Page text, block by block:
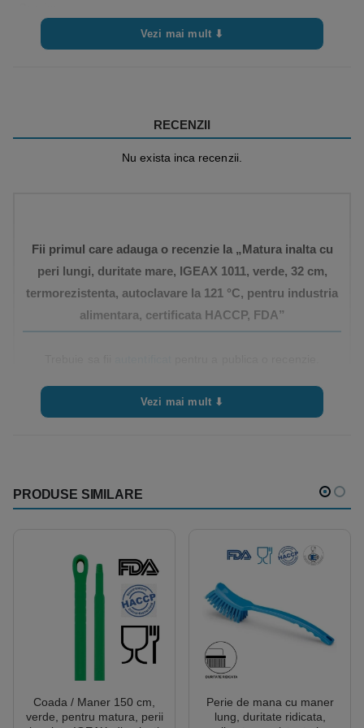
Duritate
duritate medie
termica
min -20 / max 80 C°
Autoclava – 121° C pentru 20 minute
– EU 1935/2004 si revizuiri
– EU 2023/2006 si revizuiri
– EU 10/2011 si revizuiri
• Manipulați corect produsul, utilizând pe deplin
mânerul ergonomic.
• Puteti dezinfecta manual sau in autoclave
• Dezinfectati ustensilele folosind produse
adecvate de decontaminare, în concentrații,
timpi și temperaturile furnizate.
• Asigurați-vă că uneltele se usucă complet
înainte de următoarea utilizare.
• Agățați uneltele în timp ce se usucă pentru a
• Zona de depozitare trebuie să fie curată și
Vezi mai mult ⬇
RECENZII
Nu exista inca recenzii.
Fii primul care adauga o recenzie la „Matura inalta cu
peri lungi, duritate mare, IGEAX 1011, verde, 32 cm,
termorezistenta, autoclavare la 121 °C, pentru industria
alimentara, certificata HACCP, FDA”
Vezi mai mult ⬇
PRODUSE SIMILARE
Coada / Maner 150 cm,
verde, pentru matura, perii
Perie de mana cu maner
lung, duritate ridicata,